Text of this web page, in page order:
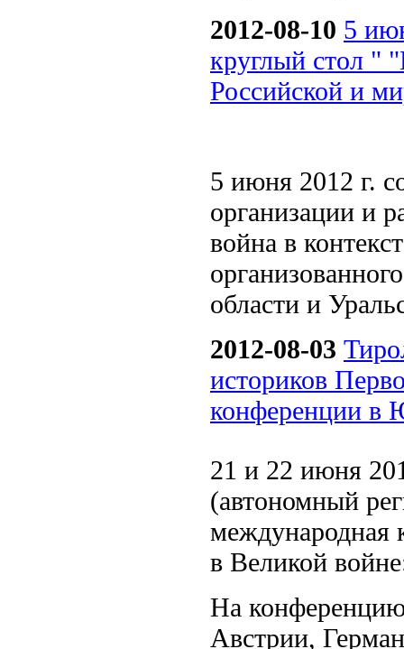
2012-08-10 5
круглый стол "
Российской и
5 июня 2012 г.
организации и
война в
области и
2012-08-03
историков
конференции в
21 и 22 июня
(автономный
международная
в Великой
На
Австрии,